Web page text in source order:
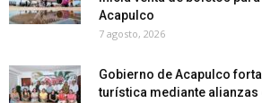
Acapulco
7 agosto, 2026
Gobierno de Acapulco
turística mediante alianzas